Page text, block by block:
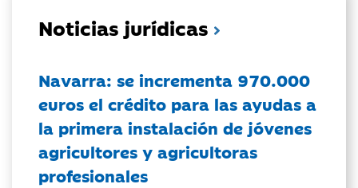
Noticias jurídicas
Navarra: se incrementa 970.000
euros el crédito para las ayudas a
la primera instalación de jóvenes
agricultores y agricultoras
profesionales